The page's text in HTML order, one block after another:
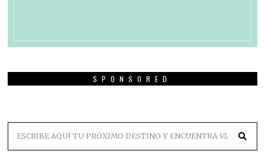
SPONSORED